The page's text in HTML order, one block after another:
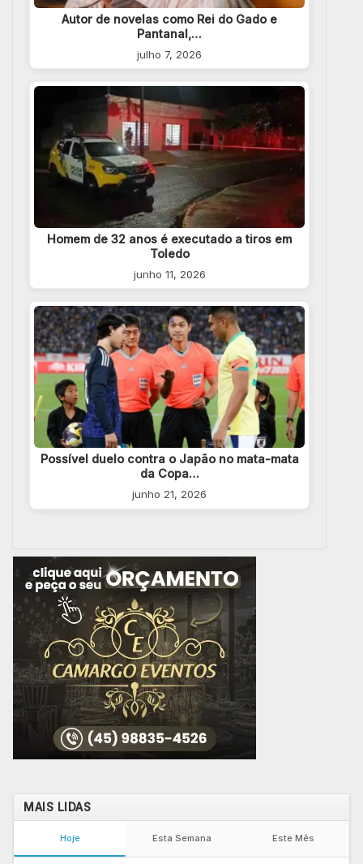
Autor de novelas como Rei do Gado e
Pantanal,…
julho 7, 2026
Homem de 32 anos é executado a tiros em
Toledo
junho 11, 2026
Possível duelo contra o Japão no mata-mata
da Copa…
junho 21, 2026
MAIS LIDAS
Hoje Esta Semana Este Mês